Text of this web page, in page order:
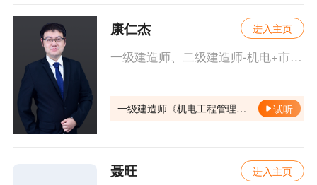
进入主页
康仁杰
一级建造师、二级建造师-机电+市政双专业，注册监理工程师，中级工程师（机电工程）。
一级建造师《机电工程管理与实务》 试听
进入主页
聂旺